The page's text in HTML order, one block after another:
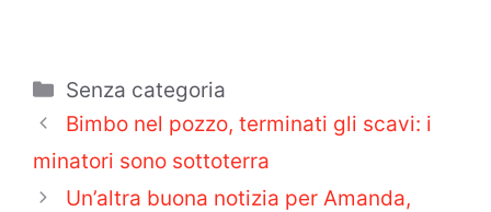
Categorie
Senza categoria
Bimbo nel pozzo, terminati gli scavi: i
minatori sono sottoterra
Un’altra buona notizia per Amanda,